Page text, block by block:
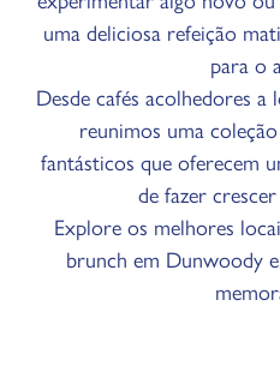
uma deliciosa refeição
para o
Desde cafés acolhedores
reunimos uma
fantásticos que oferecem
de fazer
Explore os melhores
brunch em Dunwoody